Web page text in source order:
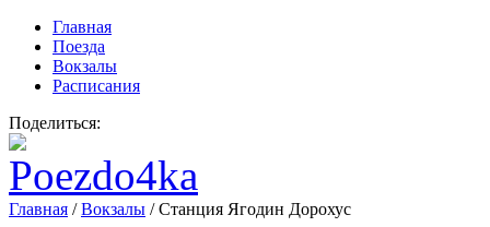
Главная
Поезда
Вокзалы
Расписания
Поделиться:
Главная /Вокзалы /Станция Ягодин Дорохус